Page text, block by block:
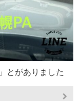
とがありました